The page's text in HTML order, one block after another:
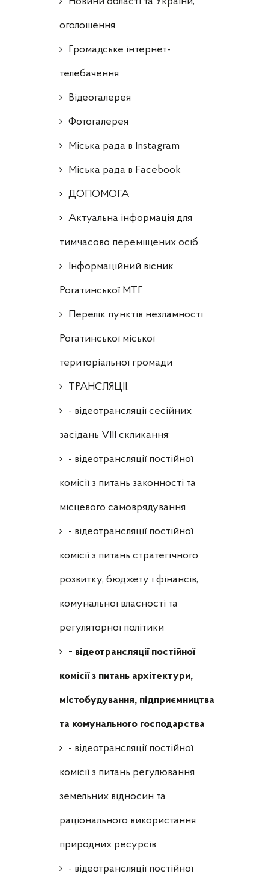
оголошення
Громадське інтернет-
телебачення
Відеогалерея
Фотогалерея
Міська рада в Instagram
Міська рада в Facebook
ДОПОМОГА
Актуальна інформація для
тимчасово переміщених осіб
Інформаційний вісник
Рогатинської МТГ
Перелік пунктів незламності
Рогатинської міської
територіальної громади
ТРАНСЛЯЦІЇ:
- відеотрансляції сесійних
засідань VIII скликання;
- відеотрансляції постійної
комісії з питань законності та
місцевого самоврядування
- відеотрансляції постійної
комісії з питань стратегічного
розвитку, бюджету і фінансів,
комунальної власності та
регуляторної політики
- відеотрансляції постійної
комісії з питань архітектури,
містобудування, підприємництва
та комунального господарства
- відеотрансляції постійної
комісії з питань регулювання
земельних відносин та
раціонального використання
природних ресурсів
- відеотрансляції постійної